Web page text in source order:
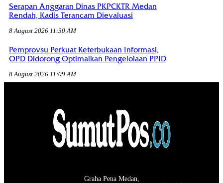
Serapan Anggaran Dinas PKPCKTR Medan
Rendah, Kadis Terancam Dievaluasi
8 August 2026 11:30 AM
Pemprovsu Perkuat Keterbukaan Informasi,
OPD Didorong Optimalkan Pengelolaan PPID
8 August 2026 11:09 AM
Graha Pena Medan,